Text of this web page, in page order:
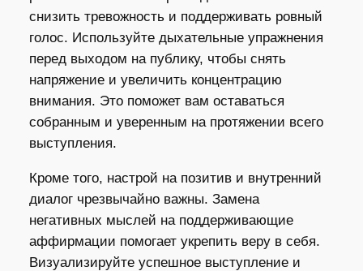
снизить тревожность и поддерживать ровный
голос. Используйте дыхательные упражнения
перед выходом на публику, чтобы снять
напряжение и увеличить концентрацию
внимания. Это поможет вам оставаться
собранным и уверенным на протяжении всего
выступления.
Кроме того, настрой на позитив и внутренний
диалог чрезвычайно важны. Замена
негативных мыслей на поддерживающие
аффирмации помогает укрепить веру в себя.
Визуализируйте успешное выступление и